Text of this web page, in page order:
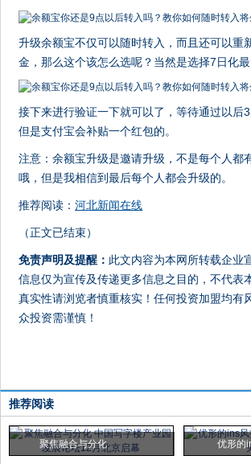
升级余额宝不仅可以随时转入，而且还可以重
金，那么这个该怎么选呢？当然是选择7日化最
接下来进行验证一下就可以了，等待通过以后3
但是支付宝会补贴一个红包的。
注意：余额宝升级是邀请升级，不是每个人都
哦，但是我相信到最后每个人都会升级的。
推荐阅读：河北新闻在线
（正文已结束）
免责声明及提醒： 此文内容为本网所转载企业
信息仅为宣传及传递更多信息之目的，不代表
真实性请浏览者慎重核实！任何投资加盟均有
众投资需谨慎！
推荐阅读
聚焦融合与分化 优形的